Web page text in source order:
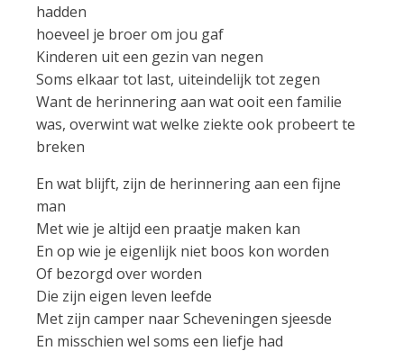
hadden
hoeveel je broer om jou gaf
Kinderen uit een gezin van negen
Soms elkaar tot last, uiteindelijk tot zegen
Want de herinnering aan wat ooit een familie
was, overwint wat welke ziekte ook probeert te
breken
En wat blijft, zijn de herinnering aan een fijne
man
Met wie je altijd een praatje maken kan
En op wie je eigenlijk niet boos kon worden
Of bezorgd over worden
Die zijn eigen leven leefde
Met zijn camper naar Scheveningen sjeesde
En misschien wel soms een liefje had